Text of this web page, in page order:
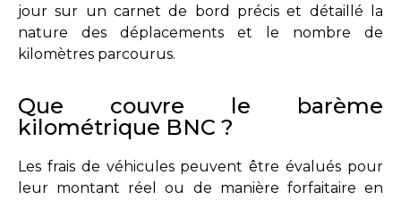
jour sur un carnet de bord précis et détaillé la
nature des déplacements et le nombre de
kilomètres parcourus.
Que couvre le barème
kilométrique BNC ?
Les frais de véhicules peuvent être évalués pour
leur montant réel ou de manière forfaitaire en